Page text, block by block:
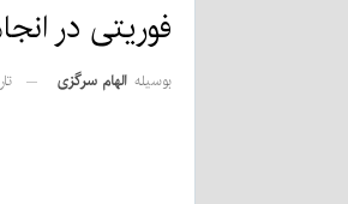
فوریتی در
بوسیله الهام سرگزی